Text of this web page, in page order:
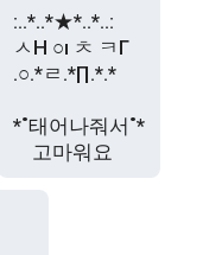
:..*..*★*..*..:
ㅅΗ ○ı ㅊ ㅋГ
.○.*ㄹ.*∏.*.*
*˚태어나줘서˚*